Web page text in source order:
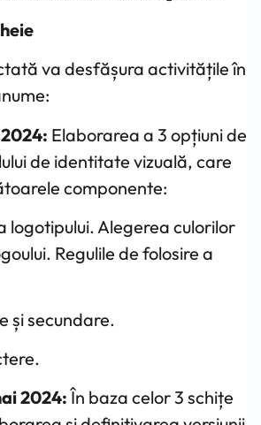
va desfășura activitățile în
Elaborarea a 3 opțiuni de
de identitate vizuală, care
componente:
logotipului. Alegerea culorilor
Regulile de folosire a
și secundare.
2024:În baza celor 3 schițe